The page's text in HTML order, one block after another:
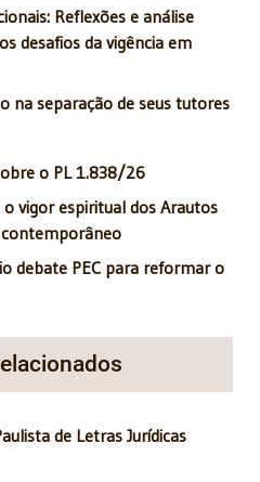
Reflexões e análise
desafios da vigência em
na separação de seus tutores
o PL 1.838/26
vigor espiritual dos Arautos
debate PEC para reformar o
de Letras Jurídicas